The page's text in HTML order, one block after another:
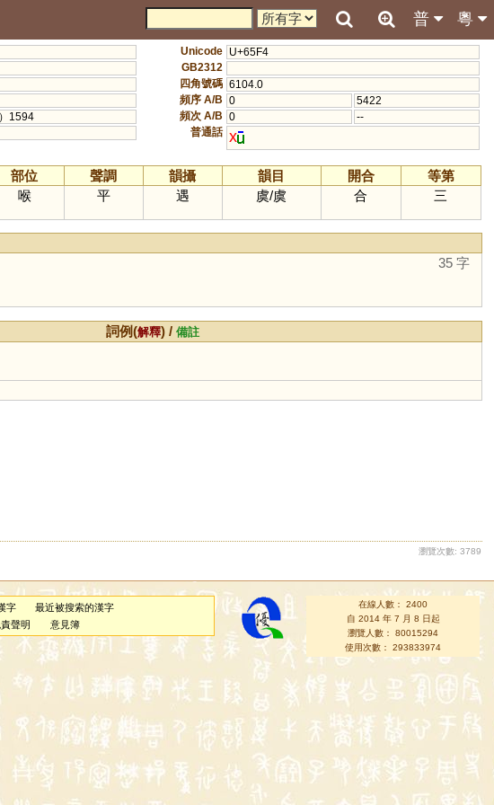
粵
普
1594
Unicode U+65F4
GB2312
四角號碼 6104.0
頻序 A/B 0
5422
頻次 A/B 0
--
普通話 x
部位 聲調 韻攝 韻目 開合
等第
喉 平 遇 虞/虞 合 三
35 字
詞例(解釋) /備註
瀏覽次數: 3789
字
最近被搜索的漢字
聲明 意見簿
在線人數： 2400
自 2014 年 7 月 8 日起
瀏覽人數： 80015294
使用次數： 293833974